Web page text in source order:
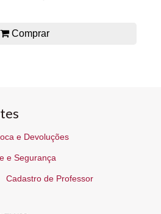
Comprar
e Devoluções
e Segurança
Cadastro de Professor